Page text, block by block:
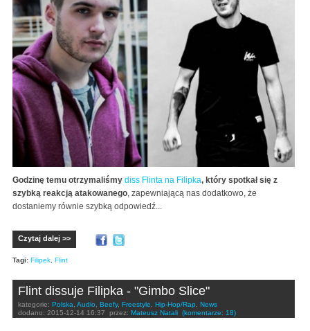
Godzinę temu otrzymaliśmy diss Flinta na Filipka, który spotkał się z
szybką reakcją atakowanego, zapewniającą nas dodatkowo, że
dostaniemy równie szybką odpowiedź...
Czytaj dalej >>
Tagi: Filipek, Flint
Flint dissuje Filipka - "Gimbo Slice"
kategorie: Polska, Audio, Beefy, Freestyle, Hip-Hop/Rap, News
dodano: 2015-12-14 16:37 przez: Mateusz Natali (komentarze: 18)